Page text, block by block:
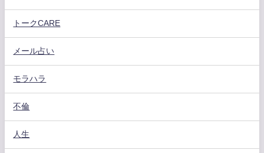
トークCARE
メール占い
モラハラ
不倫
人生